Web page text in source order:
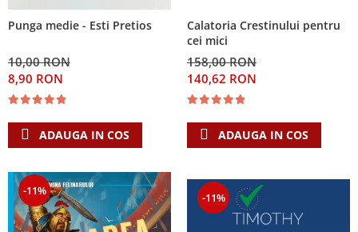
Punga medie - Esti Pretios
10,00 RON
8,90 RON
ADAUGA IN COS
Calatoria Crestinului pentru
cei mici
158,00 RON
140,62 RON
ADAUGA IN COS
-11% -11%